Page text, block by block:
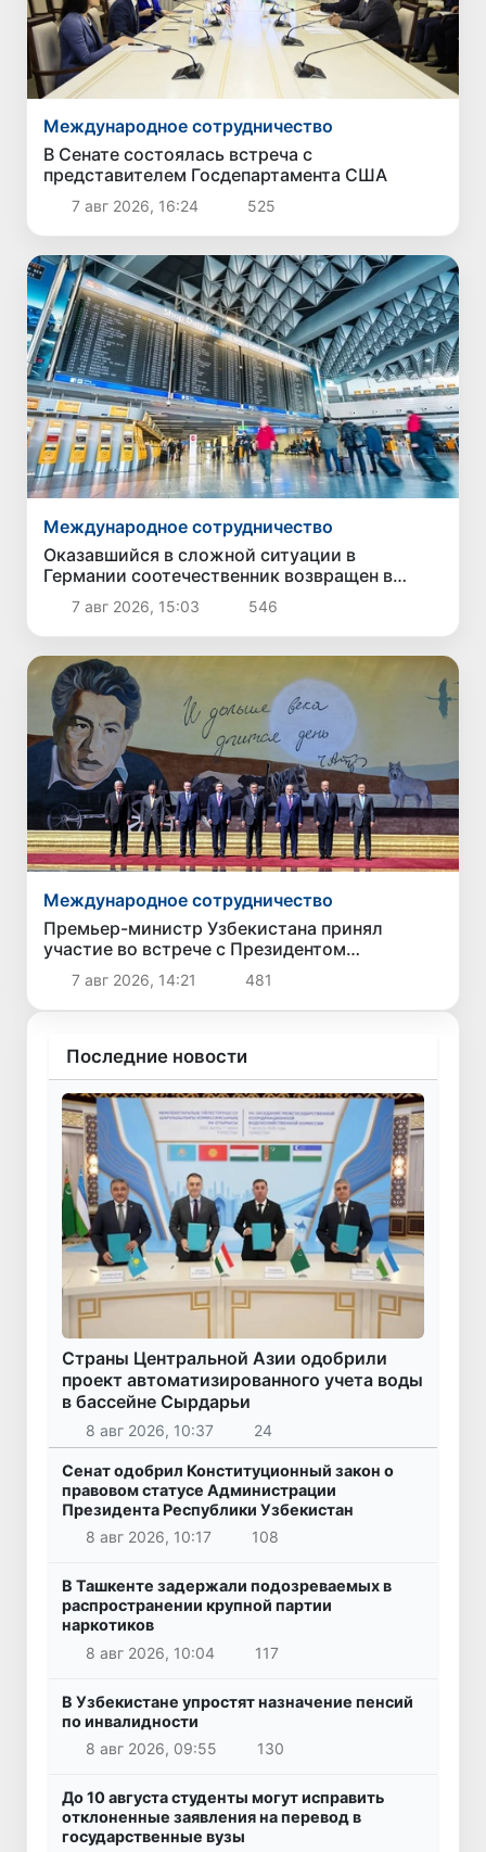
Международное сотрудничество
В Сенате состоялась встреча с
представителем Госдепартамента США
7 авг 2026, 16:24 525
Международное сотрудничество
Оказавшийся в сложной ситуации в
Германии соотечественник возвращен в
Узбекистан
7 авг 2026, 15:03 546
Международное сотрудничество
Премьер-министр Узбекистана принял
участие во встрече с Президентом
Кыргызстана в рамках мероприятий ЕАЭС
7 авг 2026, 14:21 481
Последние новости
Страны Центральной Азии одобрили
проект автоматизированного учета воды
в бассейне Сырдарьи
8 авг 2026, 10:37 24
Сенат одобрил Конституционный закон о
правовом статусе Администрации
Президента Республики Узбекистан
8 авг 2026, 10:17
108
В Ташкенте задержали подозреваемых в
распространении крупной партии
наркотиков
8 авг 2026, 10:04
117
В Узбекистане упростят назначение пенсий
по инвалидности
8 авг 2026, 09:55
130
До 10 августа студенты могут исправить
отклоненные заявления на перевод в
государственные вузы